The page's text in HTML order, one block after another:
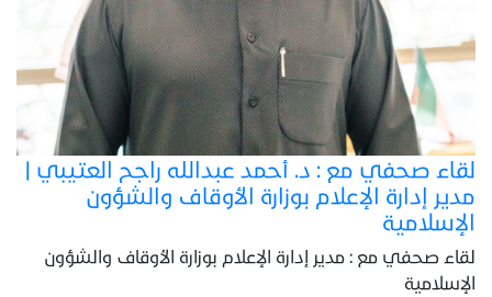
لقاء صحفي مع : د. أحمد عبدالله راجح العتيبي |
مدير إدارة الإعلام بوزارة الأوقاف والشؤون
الإسلامية
لقاء صحفي مع : مدير إدارة الإعلام بوزارة الأوقاف والشؤون
الإسلامية